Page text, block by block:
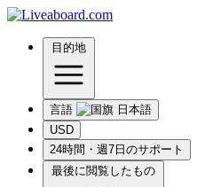
目的地
言語
USD
24時間・週7日のサポート
最後に閲覧したもの